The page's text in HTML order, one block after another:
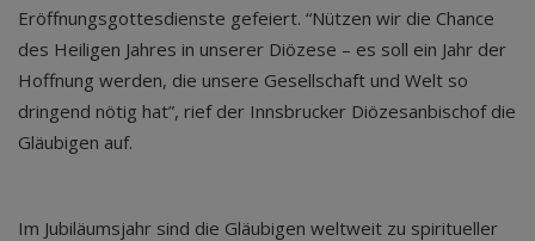
Eröffnungsgottesdienste gefeiert. “Nützen wir die Chance
des Heiligen Jahres in unserer Diözese – es soll ein Jahr der
Hoffnung werden, die unsere Gesellschaft und Welt so
dringend nötig hat”, rief der Innsbrucker Diözesanbischof die
Gläubigen auf.
Im Jubiläumsjahr sind die Gläubigen weltweit zu spiritueller